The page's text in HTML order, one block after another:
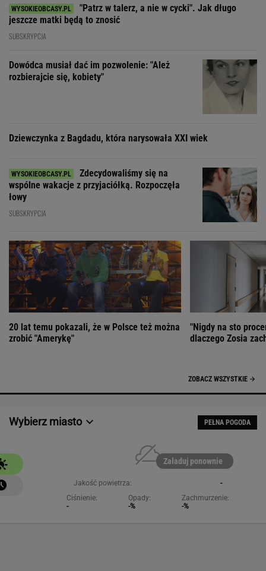
"Patrz w talerz, a nie w cycki". Jak długo
jeszcze matki będą to znosić
SUBSKRYPCJA
Dowódca musiał dać im pozwolenie: "Ależ
rozbierajcie się, kobiety"
Dziewczynka z Bagdadu, która narysowała XXI wiek
Zdecydowaliśmy się na
wspólne wakacje z przyjaciółką. Rozpoczęła
łowy
SUBSKRYPCJA
20 lat temu pokazali, że w Polsce też można
zrobić "Amerykę"
"Nigdy na sto
dlaczego Zosia
ZOBACZ WSZYSTKIE
Wybierz miasto PEŁNA POGODA
Załaduj ponownie
Jakość powietrza:
-
Ciśnienie:
-
Opady:
-%
Zachmurzenie:
-%